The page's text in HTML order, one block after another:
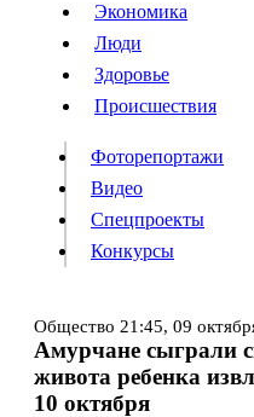
Власть
Происшествия
Видео
Конкурсы
Информация
Экономика
Люди
Здоровье
Происшествия
Фоторепортажи
Видео
Спецпроекты
Конкурсы
Общество 21:45, 09
Амурчане сыграли
живота ребенка
10 октября